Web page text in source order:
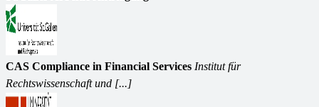
CAS Compliance in Financial Services Institut für
Rechtswissenschaft und [...]